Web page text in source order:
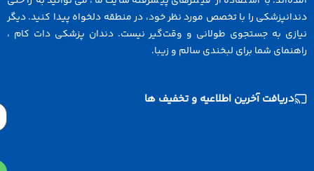
را با تخصص مورد نظر خود، در منطقه دلخواه پیدا کنید. دیگر
به جستجوی طولانی و وقت‌گیر نیست. دندان پزشکی دات کام ،
شما برای لبخندی سالم و زیبا.
آخرین اطلاعیه و تخفیف ها Email